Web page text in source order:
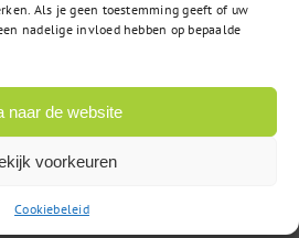
Als je geen toestemming geeft of uw
nadelige invloed hebben op bepaalde
naar de website
voorkeuren
Cookiebeleid